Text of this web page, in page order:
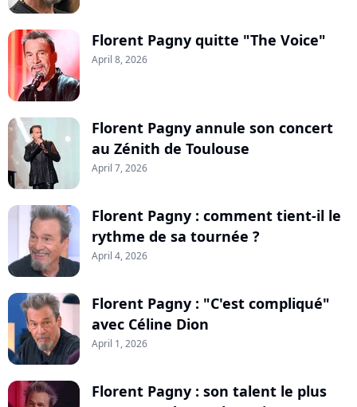
Florent Pagny quitte "The Voice"
April 8, 2026
Florent Pagny annule son concert
au Zénith de Toulouse
April 7, 2026
Florent Pagny : comment tient-il le
rythme de sa tournée ?
April 4, 2026
Florent Pagny : "C'est compliqué"
avec Céline Dion
April 1, 2026
Florent Pagny : son talent le plus